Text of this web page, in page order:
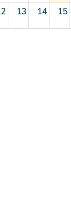
13 14 15
Café Créa